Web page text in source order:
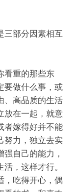
三部分因素相互
看重的那些东
要做什么事，或
、高品质的生活
放在一起，就意
者嫁得好并不能
努力，独立去实
自己的能力，
，这样才行。
，吃得开心，偶